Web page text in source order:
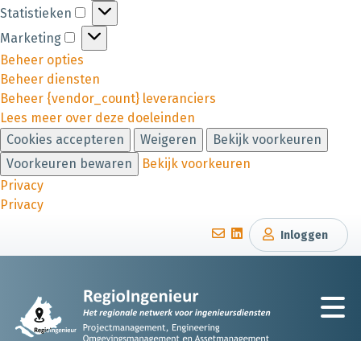
Statistieken
Marketing
Beheer opties
Beheer diensten
Beheer {vendor_count} leveranciers
Lees meer over deze doeleinden
Cookies accepteren
Weigeren
Bekijk voorkeuren
Voorkeuren bewaren
Bekijk voorkeuren
Privacy
Privacy
Inloggen